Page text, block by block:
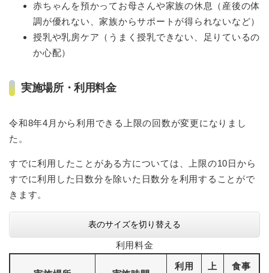
赤ちゃんを預かってお母さんや家族の休息（産後の体
調が優れない、家族からサポートが得られないなど）
授乳や乳房ケア（うまく授乳できない、足りているの
か心配）
実施場所・利用料金
令和8年4月から利用できる上限の回数が変更になりまし
た。
すでに利用したことがある方については、上限の10日から
すでに利用した日数分を除いた日数分を利用することがで
きます。
表のサイズを切り替える
利用料金
利用
上
食事